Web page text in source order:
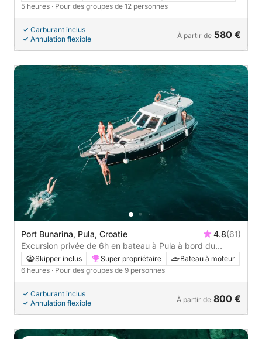
5 heures · Pour des groupes de 12 personnes
Carburant inclus
Annulation flexible
À partir de 580 €
Port Bunarina, Pula, Croatie 4.8(61)
Excursion privée de 6h en bateau à Pula à bord du
bateau ORCA MARE
Skipper inclus Super propriétaire
Bateau à moteur
6 heures · Pour des groupes de 9 personnes
Carburant inclus
Annulation flexible
À partir de 800 €